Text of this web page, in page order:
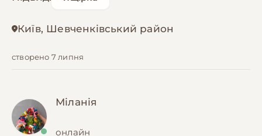
Київ, Шевченківський район
створено 7 липня
Міланія
онлайн